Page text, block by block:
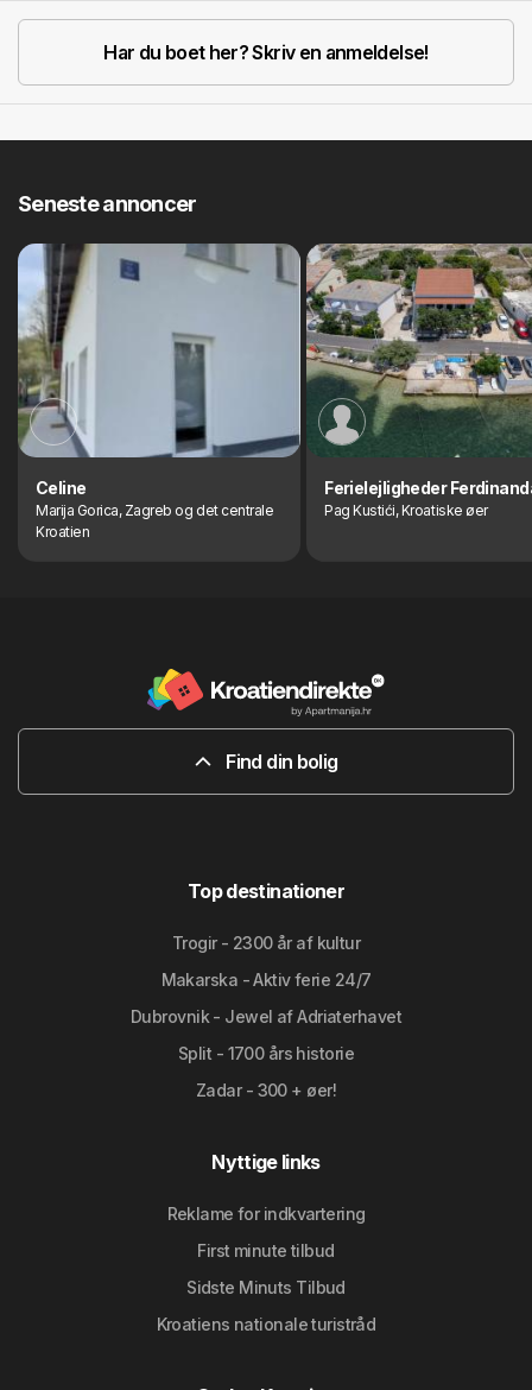
Har du boet her? Skriv en anmeldelse!
Seneste annoncer
Celine
Marija Gorica, Zagreb og det centrale
Kroatien
Ferielejligheder
Pag Kustići, Kroatiske øer
Find din bolig
Top destinationer
Trogir - 2300 år af kultur
Makarska - Aktiv ferie 24/7
Dubrovnik - Jewel af Adriaterhavet
Split - 1700 års historie
Zadar - 300 + øer!
Nyttige links
Reklame for indkvartering
First minute tilbud
Sidste Minuts Tilbud
Kroatiens nationale turistråd